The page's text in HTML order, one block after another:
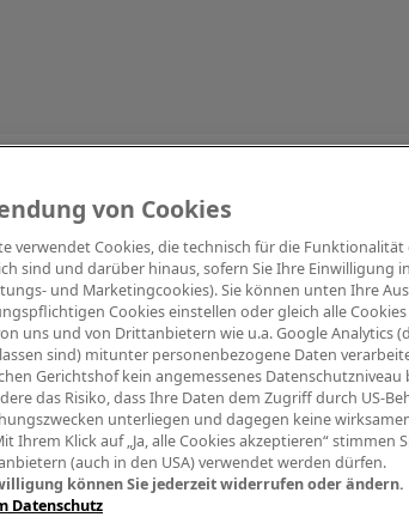
Digitalpiano Keys Blasinstrumente Orchester
von Cookies
verwendet Cookies, die technisch für die
sind und darüber hinaus, sofern Sie Ihre Einwilligung
und Marketingcookies). Sie können unten Ihre
Cookies einstellen oder gleich alle
uns und von Drittanbietern wie u.a. Google Analytics
sind) mitunter personenbezogene Daten
Gerichtshof kein angemessenes Datenschutzniveau
das Risiko, dass Ihre Daten dem Zugriff durch US-
unterliegen und dagegen keine
Ihrem Klick auf „Ja, alle Cookies akzeptieren“ stimmen
(auch in den USA) verwendet werden dürfen.
können Sie jederzeit widerrufen oder ändern.
Datenschutz